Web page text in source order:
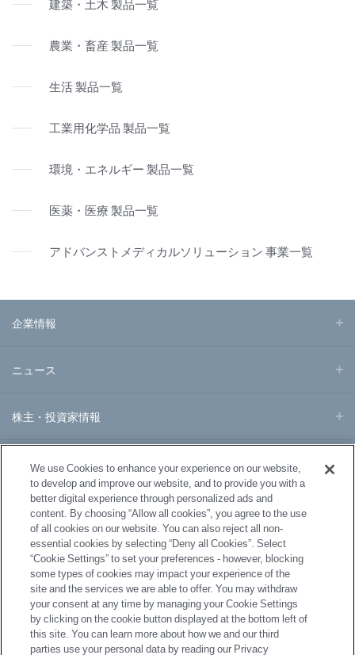
建築・土木 製品一覧
農業・畜産 製品一覧
生活 製品一覧
工業用化学品 製品一覧
環境・エネルギー 製品一覧
医薬・医療 製品一覧
アドバンストメディカルソリューション 事業一覧
企業情報
ニュース
株主・投資家情報
事業・製品
研究開発
サステナビリティ
採用情報
We use Cookies to enhance your experience on our website,
to develop and improve our website, and to provide you with a
better digital experience through personalized ads and
content. By choosing “Allow all cookies”, you agree to the use
of all cookies on our website. You can also reject all non-
essential cookies by selecting “Deny all Cookies”. Select
“Cookie Settings” to set your preferences - however, blocking
some types of cookies may impact your experience of the
site and the services we are able to offer. You may withdraw
your consent at any time by managing your Cookie Settings
by clicking on the cookie button displayed at the bottom left of
this site. You can learn more about how we and our third
parties use your personal data by reading our Privacy